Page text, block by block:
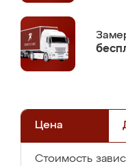
Цена
Стоимость